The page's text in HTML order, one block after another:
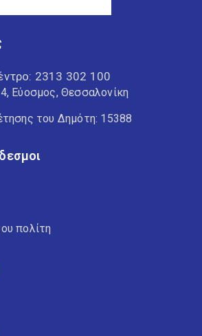
2313 302 100
Εύοσμος, Θεσσαλονίκη
του Δημότη: 15388
πολίτη